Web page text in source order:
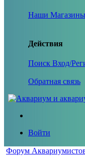
Наши Магазины
Действия
Поиск Вход/
Обратная связь
Войти
Форум